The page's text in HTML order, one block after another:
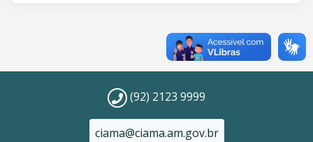
(92) 2123 9999
ciama@ciama.am.gov.br